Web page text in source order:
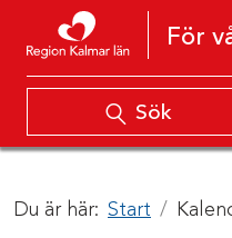
Hoppa till innehåll
För
Sök
Du är här: Start